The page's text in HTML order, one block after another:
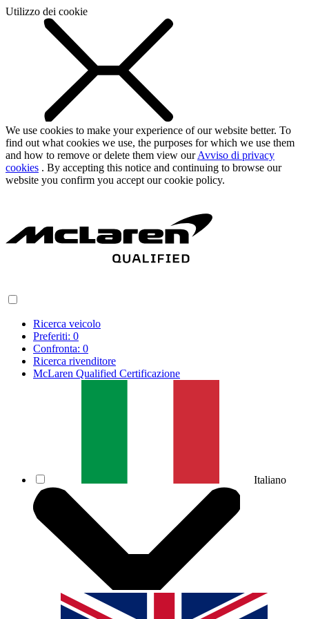
Utilizzo dei cookie
We use cookies to make your experience of our website better. To
find out what cookies we use, the purposes for which we use them
and how to remove or delete them view ourAvviso di privacy
cookies . By accepting this notice and continuing to browse our
website you confirm you accept our cookie policy.
Ricerca veicolo
Preferiti: 0
Confronta: 0
Ricerca rivenditore
McLaren Qualified Certificazione
Italiano